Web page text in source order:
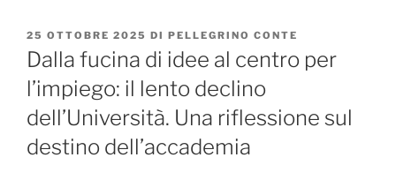
PUBBLICATO
IL
25 OTTOBRE 2025 DI PELLEGRINO CONTE
Dalla fucina di idee al centro per
l’impiego: il lento declino
dell’Università. Una riflessione sul
destino dell’accademia